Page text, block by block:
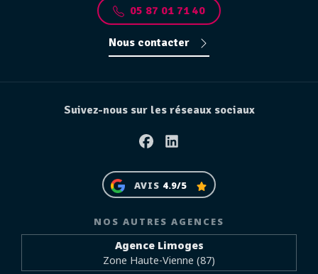
05 87 01 71 40
Nous contacter
Suivez-nous sur les réseaux sociaux
FacebookLinkedin
AVIS 4.9/5
NOS AUTRES AGENCES
Agence Limoges
Zone Haute-Vienne (87)